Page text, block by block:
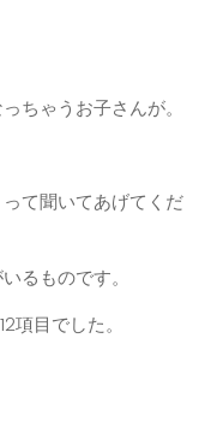
ちゃうお子さんが。
て聞いてあげてくだ
るものです。
目でした。